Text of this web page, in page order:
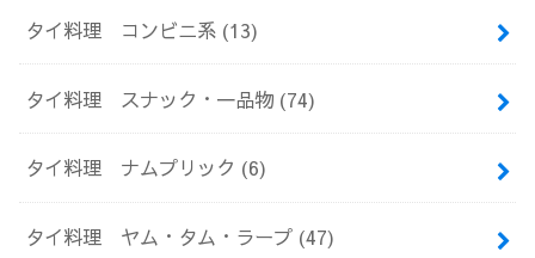
タイ料理 コンビニ系 (13)
タイ料理 スナック・一品物 (74)
タイ料理 ナムプリック (6)
タイ料理 ヤム・タム・ラープ (47)